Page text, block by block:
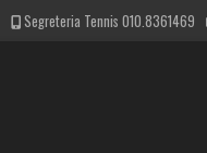
Segreteria Tennis 010.8361469